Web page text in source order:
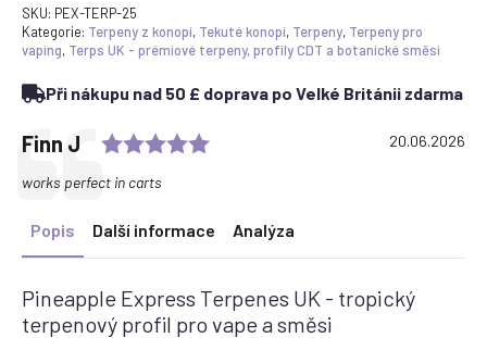
UK
-
Tropický
terpenový
profil
pro
a
směsi
SKU: PEX-TERP-25
Kategorie: Terpeny z konopí, Tekuté konopí, Terpeny, Terpeny pro
vaping, Terps UK - prémiové terpeny, profily CDT a botanické směsi
Při nákupu nad 50 £ doprava po Velké Británii zdarma
Testimonial
Author:
Finn J Rating: 5.0 out of 5 stars
Date:
20.06.2026
Text:
works perfect in carts
Popis Další informace Analýza
Pineapple Express Terpenes UK - tropický
terpenový profil pro vape a směsi